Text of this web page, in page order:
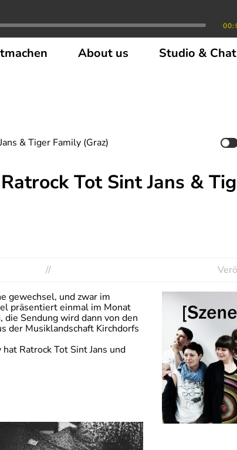
About us Studio & Chat
& Tiger Family (Graz)
Tot Sint Jans &
//
gewechsel, und zwar im
präsentiert einmal im Monat
Sendung wird dann von den
der Musiklandschaft Kirchdorfs
Ratrock Tot Sint Jans und